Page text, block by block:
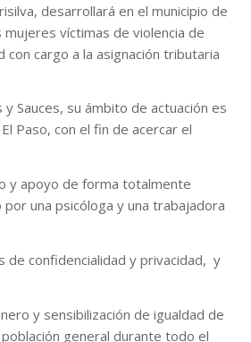
desarrollará en el municipio de
víctimas de violencia de
con cargo a la asignación tributaria
Sauces, su ámbito de actuación es
Paso, con el fin de acercar el
y apoyo de forma totalmente
una psicóloga y una trabajadora
de confidencialidad y privacidad, y
y sensibilización de igualdad de
general durante todo el